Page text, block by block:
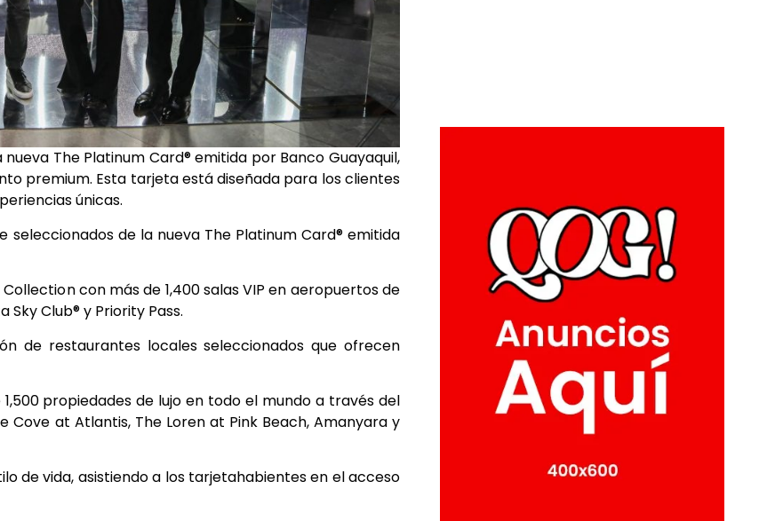
The Platinum Card® emitida por Banco Guayaquil,
premium. Esta tarjeta está diseñada para los clientes
únicas.
de la nueva The Platinum Card® emitida
con más de 1,400 salas VIP en aeropuertos de
Club® y Priority Pass.
de restaurantes locales seleccionados que ofrecen
propiedades de lujo en todo el mundo a través del
Cove at Atlantis, The Loren at Pink Beach, Amanyara y
de vida, asistiendo a los tarjetahabientes en el acceso